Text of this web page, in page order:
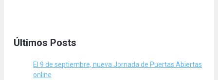
Últimos Posts
El 9 de septiembre, nueva Jornada de Puertas Abiertas
online